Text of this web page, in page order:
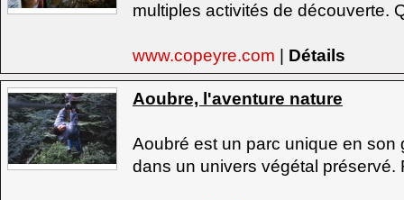
multiples activités de découverte.
www.copeyre.com | Détails
Aoubre, l'aventure nature
Aoubré est un parc unique en
dans un univers végétal préservé.